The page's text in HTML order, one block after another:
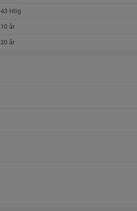
43 Hög
10 år
20 år